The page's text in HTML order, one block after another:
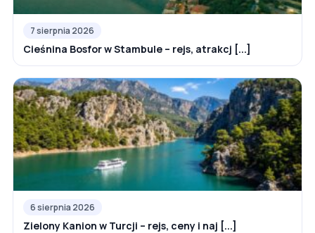
7 sierpnia 2026
Cieśnina Bosfor w Stambule – rejs, atrakcj [...]
6 sierpnia 2026
Zielony Kanion w Turcji – rejs, ceny i naj [...]